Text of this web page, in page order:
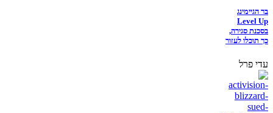
בר הגיימינג
Level Up
בסכנת סגירה,
כך תוכלו לעזור
עדי פרל